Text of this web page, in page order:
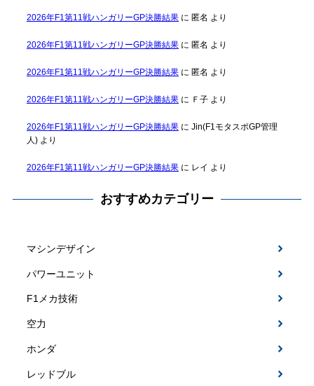
2026年F1第11戦ハンガリーGP決勝結果に 匿名 より
2026年F1第11戦ハンガリーGP決勝結果に 匿名 より
2026年F1第11戦ハンガリーGP決勝結果に 匿名 より
2026年F1第11戦ハンガリーGP決勝結果に Ｆ子より
2026年F1第11戦ハンガリーGP決勝結果に Jin(F1モタスポGP管理
人)より
2026年F1第11戦ハンガリーGP決勝結果に レイ より
おすすめカテゴリー
マシンデザイン
パワーユニット
F1メカ技術
空力
ホンダ
レッドブル